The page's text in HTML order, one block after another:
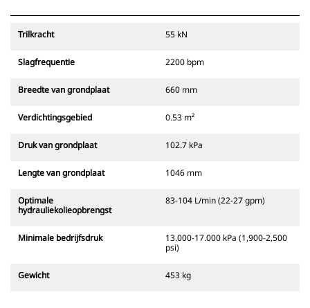
Trilkracht 55 kN
Slagfrequentie 2200 bpm
Breedte van grondplaat 660 mm
Verdichtingsgebied 0.53 m²
Druk van grondplaat 102.7 kPa
Lengte van grondplaat 1046 mm
Optimale
hydrauliekolieopbrengst
83-104 L/min (22-27 gpm)
Minimale bedrijfsdruk
13.000-17.000 kPa (1,900-2,500
psi)
Gewicht 453 kg